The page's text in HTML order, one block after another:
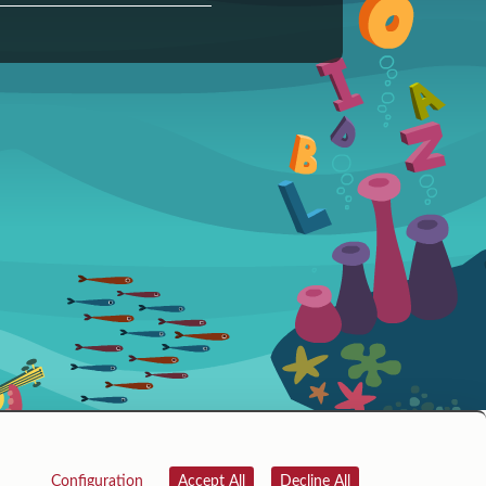
Configuration Accept All Decline All